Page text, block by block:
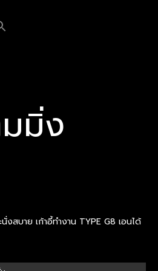
มมิ่ง
งสบาย เก้าอี้ทำงาน TYPE G8 เอนได้